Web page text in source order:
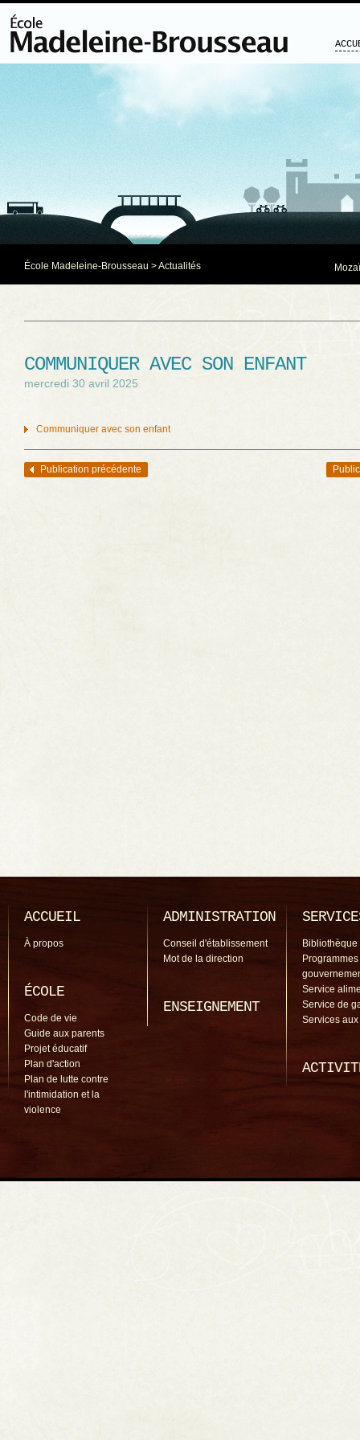
École Madeleine-Brousseau >Actualités
COMMUNIQUER AVEC SON ENFANT
mercredi 30 avril 2025
Communiquer avec son enfant
Navigation des articles
Publication précédente
ACCUEIL
À propos
ÉCOLE
Code de vie
Guide aux parents
Projet éducatif
Plan d'action
Plan de lutte contre
l'intimidation et la
violence
ADMINISTRATION
Conseil d'établissement
Mot de la direction
ENSEIGNEMENT
Bibliothèque
Programmes
Service
Service de
Services